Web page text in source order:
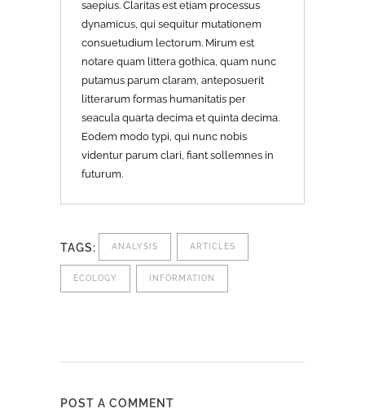
saepius. Claritas est etiam processus
dynamicus, qui sequitur mutationem
consuetudium lectorum. Mirum est
notare quam littera gothica, quam nunc
putamus parum claram, anteposuerit
litterarum formas humanitatis per
seacula quarta decima et quinta decima.
Eodem modo typi, qui nunc nobis
videntur parum clari, fiant sollemnes in
futurum.
TAGS: ANALYSIS ARTICLES
ECOLOGY INFORMATION
POST A COMMENT